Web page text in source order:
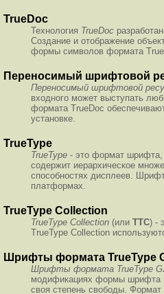
TrueDoc
Технология TrueDoc
Создание и отображение
формы символов формата
Переносимый шрифтовой
Переносимый шрифтовой
входного может выступать
формата TrueDoc
установке.
TrueType
TrueType - это формат шрифта,
содержит иерархическое
способностях дисплеев.
платформах.
TrueType Collection
TrueType Collection (или TTC) -
TrueType Collection
Шрифты формата TrueType
Шрифты формата TrueType
модификациях формы шрифта
своя степень свободы.